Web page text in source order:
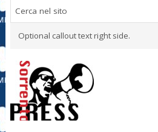
Optional callout text right side.